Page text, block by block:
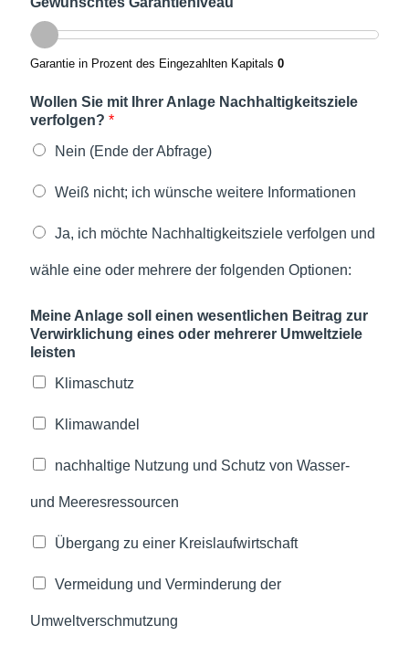
Garantie in Prozent des Eingezahlten Kapitals0
Wollen Sie mit Ihrer Anlage Nachhaltigkeitsziele
verfolgen?*
Nein (Ende der Abfrage)
Weiß nicht; ich wünsche weitere Informationen
Ja, ich möchte Nachhaltigkeitsziele verfolgen und
wähle eine oder mehrere der folgenden Optionen:
Meine Anlage soll einen wesentlichen Beitrag zur
Verwirklichung eines oder mehrerer Umweltziele
leisten
Klimaschutz
Klimawandel
nachhaltige Nutzung und Schutz von Wasser-
und Meeresressourcen
Übergang zu einer Kreislaufwirtschaft
Vermeidung und Verminderung der
Umweltverschmutzung